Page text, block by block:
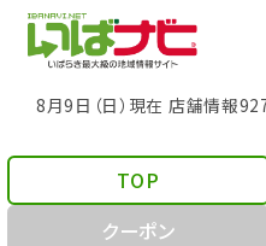
8月9日（日）現在 店舗情報
TOP
クーポン